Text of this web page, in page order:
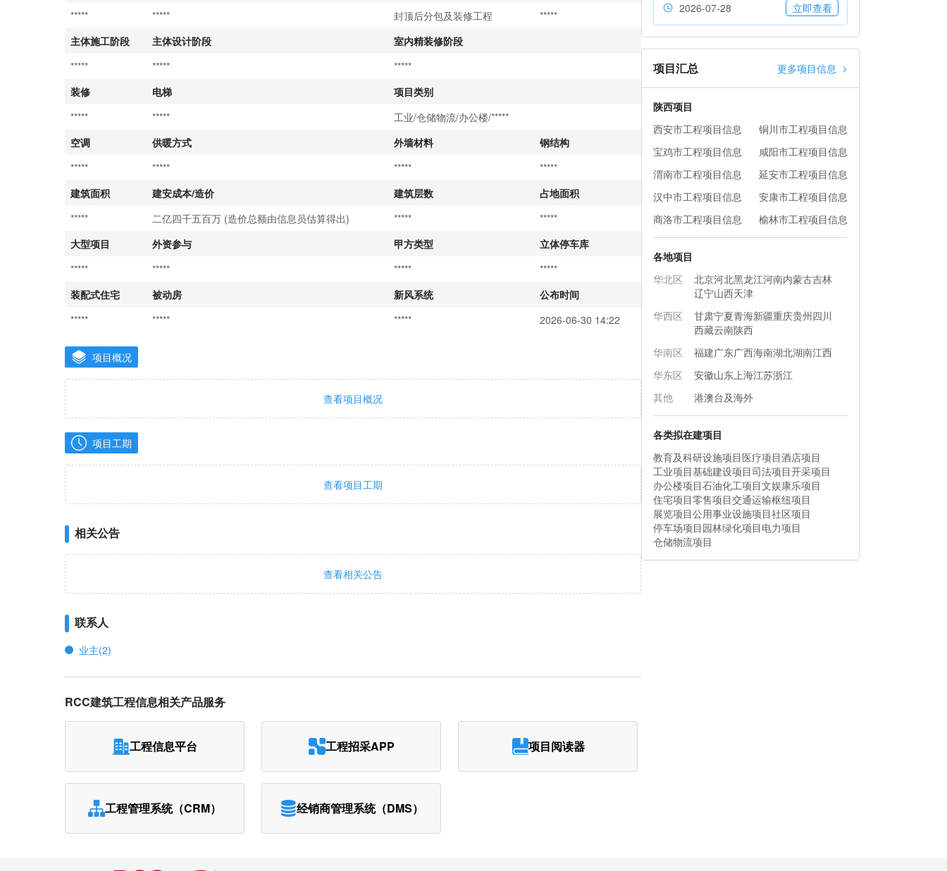
*****
***** 封顶后分包及装修工程
*****
主体施工阶段
主体设计阶段
室内精装修阶段
*****
*****
*****
装修
电梯
项目类别
*****
*****
工业/仓储物流/办公楼/*****
空调
供暖方式 外墙材料
钢结构
*****
***** *****
*****
建筑面积
建安成本/造价 建筑层数
占地面积
*****
二亿四千五百万 (造价总额由信息员估算得出) *****
*****
大型项目
外资参与 甲方类型
立体停车库
*****
***** *****
*****
装配式住宅
被动房 新风系统
公布时间
*****
***** ***** 2026-06-30 14:22
项目概况
查看项目概况
项目工期
查看项目工期
相关公告
查看相关公告
联系人
业主(2)
RCC建筑工程信息相关产品服务
工程信息平台 工程招采APP 项目阅读器
工程管理系统（CRM） 经销商管理系统（DMS）
2026-07-28
立即查看
项目汇总 更多项目信息 >
陕西项目
西安市工程项目信息
铜川市工程项目信息
宝鸡市工程项目信息
咸阳市工程项目信息
渭南市工程项目信息
延安市工程项目信息
汉中市工程项目信息
安康市工程项目信息
商洛市工程项目信息
榆林市工程项目信息
各地项目
华北区
北京河北黑龙江河南内蒙古吉林
辽宁山西天津
华西区
甘肃宁夏青海新疆重庆贵州四川
西藏云南陕西
华南区
福建广东广西海南湖北湖南江西
华东区
安徽山东上海江苏浙江
其他
港澳台及海外
各类拟在建项目
教育及科研设施项目医疗项目酒店项目
工业项目基础建设项目司法项目开采项目
办公楼项目石油化工项目文娱康乐项目
住宅项目零售项目交通运输枢纽项目
展览项目公用事业设施项目社区项目
停车场项目园林绿化项目电力项目
仓储物流项目